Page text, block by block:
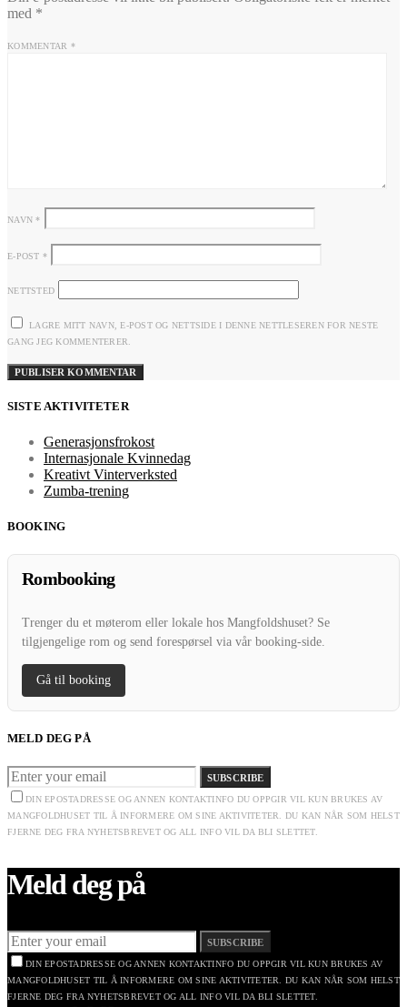
med *
KOMMENTAR *
NAVN*
E-POST *
NETTSTED
LAGRE MITT NAVN, E-POST OG NETTSIDE I DENNE NETTLESEREN FOR NESTE
GANG JEG KOMMENTERER.
SISTE AKTIVITETER
Generasjonsfrokost
Internasjonale Kvinnedag
Kreativt Vinterverksted
Zumba-trening
BOOKING
Rombooking
Trenger du et møterom eller lokale hos Mangfoldshuset? Se
tilgjengelige rom og send forespørsel via vår booking-side.
Gå til booking
MELD DEG PÅ
SUBSCRIBE
DIN EPOSTADRESSE OG ANNEN KONTAKTINFO DU OPPGIR VIL KUN BRUKES AV
MANGFOLDHUSET TIL Å INFORMERE OM SINE AKTIVITETER. DU KAN NÅR SOM HELST
FJERNE DEG FRA NYHETSBREVET OG ALL INFO VIL DA BLI SLETTET.
Meld deg på
SUBSCRIBE
DIN EPOSTADRESSE OG ANNEN KONTAKTINFO DU OPPGIR VIL KUN BRUKES AV
MANGFOLDHUSET TIL Å INFORMERE OM SINE AKTIVITETER. DU KAN NÅR SOM HELST
FJERNE DEG FRA NYHETSBREVET OG ALL INFO VIL DA BLI SLETTET.